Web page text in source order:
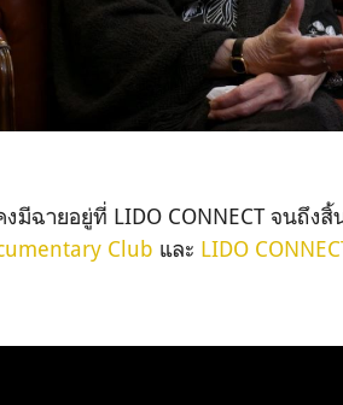
งมีฉายอยู่ที่ LIDO CONNECTจนถึงสิ้
Club และ LIDO